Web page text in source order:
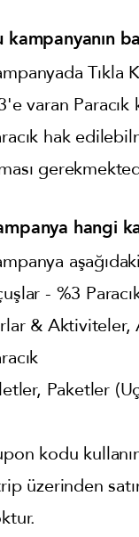
kampanyanın
Tıkla
varan Paracık
hak
hangi
- %3
& Aktiviteler,
Paketler
kodu
üzerinden